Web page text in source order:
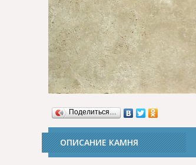
Поделиться…
ОПИСАНИЕ КАМНЯ